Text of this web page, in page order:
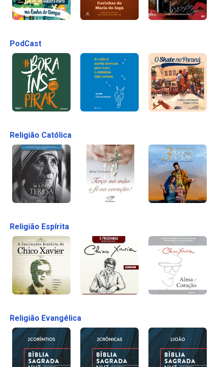
PodCast
Religião Católica
Religião Espírita
Religião Evangélica